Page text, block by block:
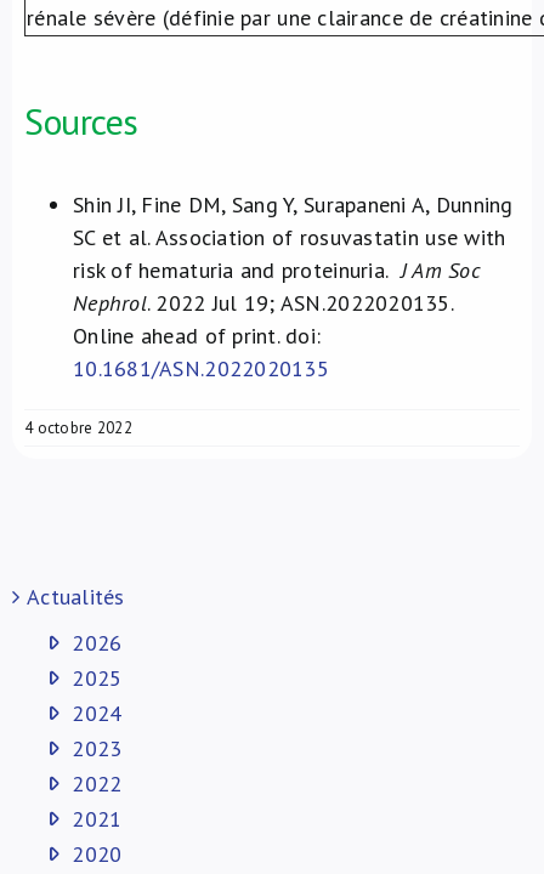
rénale sévère (définie par une clairance de
Sources
Shin JI, Fine DM, Sang Y, Surapaneni A, Dunning
SC et al. Association of rosuvastatin use with
risk of hematuria and proteinuria. J Am Soc
Nephrol. 2022 Jul 19; ASN.2022020135.
Online ahead of print. doi:
10.1681/ASN.2022020135
4 octobre 2022
Actualités
2026
2025
2024
2023
2022
2021
2020